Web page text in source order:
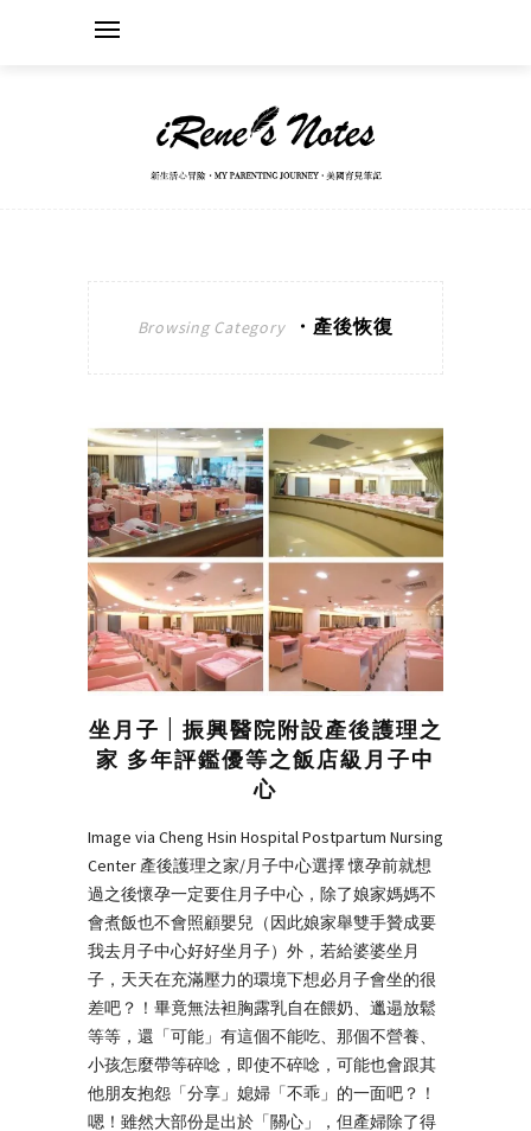
Browsing Category ・產後恢復
坐月子 | 振興醫院附設產後護理之
家 多年評鑑優等之飯店級月子中
心
Image via Cheng Hsin Hospital Postpartum Nursing
Center 產後護理之家/月子中心選擇 懷孕前就想
過之後懷孕一定要住月子中心，除了娘家媽媽不
會煮飯也不會照顧嬰兒（因此娘家舉雙手贊成要
我去月子中心好好坐月子）外，若給婆婆坐月
子，天天在充滿壓力的環境下想必月子會坐的很
差吧？！畢竟無法袒胸露乳自在餵奶、邋遢放鬆
等等，還「可能」有這個不能吃、那個不營養、
小孩怎麼帶等碎唸，即使不碎唸，可能也會跟其
他朋友抱怨「分享」媳婦「不乖」的一面吧？！
嗯！雖然大部份是出於「關心」，但產婦除了得